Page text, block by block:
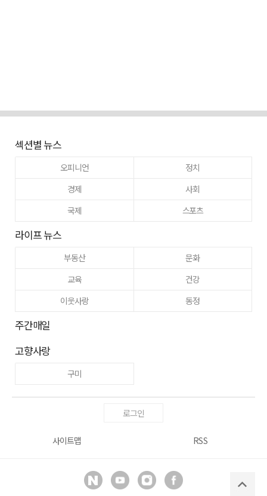
섹션별 뉴스
오피니언
정치
경제
사회
국제
스포츠
라이프 뉴스
부동산
문화
교육
건강
이웃사랑
동정
주간매일
고향사랑
구미
로그인
사이트맵 RSS